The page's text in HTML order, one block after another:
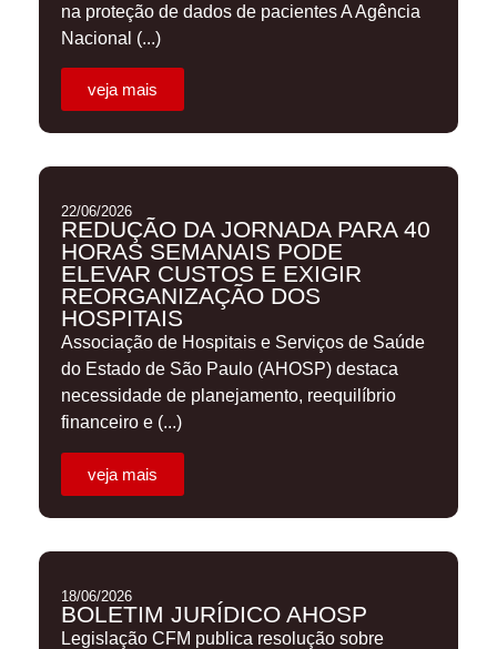
na proteção de dados de pacientes A Agência
Nacional (...)
veja mais
22/06/2026
REDUÇÃO DA JORNADA PARA 40
HORAS SEMANAIS PODE
ELEVAR CUSTOS E EXIGIR
REORGANIZAÇÃO DOS
HOSPITAIS
Associação de Hospitais e Serviços de Saúde
do Estado de São Paulo (AHOSP) destaca
necessidade de planejamento, reequilíbrio
financeiro e (...)
veja mais
18/06/2026
BOLETIM JURÍDICO AHOSP
Legislação CFM publica resolução sobre